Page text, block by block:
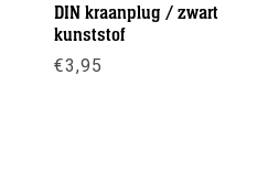
DIN kraanplug / zwart
kunststof
€3,95